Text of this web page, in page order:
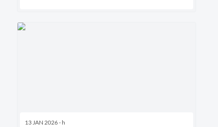
13 JAN 2026 - h